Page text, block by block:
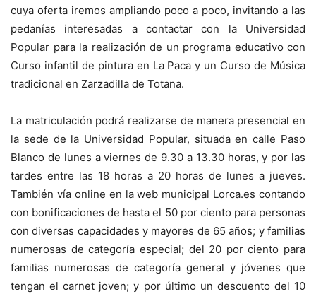
cuya oferta iremos ampliando poco a poco, invitando a las
pedanías interesadas a contactar con la Universidad
Popular para la realización de un programa educativo con
Curso infantil de pintura en La Paca y un Curso de Música
tradicional en Zarzadilla de Totana.
La matriculación podrá realizarse de manera presencial en
la sede de la Universidad Popular, situada en calle Paso
Blanco de lunes a viernes de 9.30 a 13.30 horas, y por las
tardes entre las 18 horas a 20 horas de lunes a jueves.
También vía online en la web municipal Lorca.es contando
con bonificaciones de hasta el 50 por ciento para personas
con diversas capacidades y mayores de 65 años; y familias
numerosas de categoría especial; del 20 por ciento para
familias numerosas de categoría general y jóvenes que
tengan el carnet joven; y por último un descuento del 10